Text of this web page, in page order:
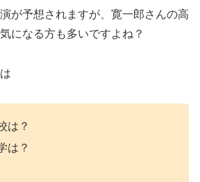
が予想されますが、寛一郎さんの高
になる方も多いですよね？
は？
は？